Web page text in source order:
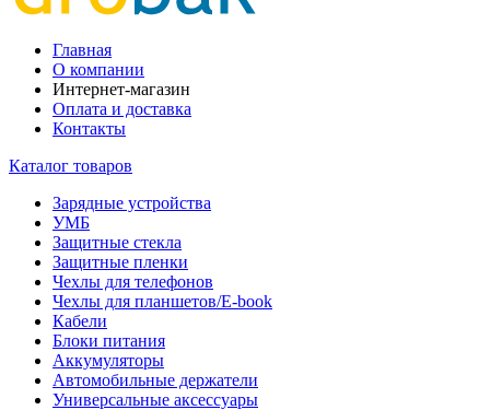
Главная
О компании
Интернет-магазин
Оплата и доставка
Контакты
Каталог товаров
Зарядные устройства
УМБ
Защитные стекла
Защитные пленки
Чехлы для телефонов
Чехлы для планшетов/E-book
Кабели
Блоки питания
Аккумуляторы
Автомобильные держатели
Универсальные аксессуары